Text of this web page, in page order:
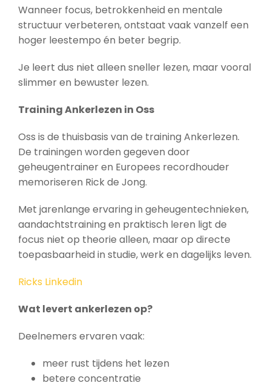
Wanneer focus, betrokkenheid en mentale
structuur verbeteren, ontstaat vaak vanzelf een
hoger leestempo én beter begrip.
Je leert dus niet alleen sneller lezen, maar vooral
slimmer en bewuster lezen.
Training Ankerlezen in Oss
Oss is de thuisbasis van de training Ankerlezen.
De trainingen worden gegeven door
geheugentrainer en Europees recordhouder
memoriseren Rick de Jong.
Met jarenlange ervaring in geheugentechnieken,
aandachtstraining en praktisch leren ligt de
focus niet op theorie alleen, maar op directe
toepasbaarheid in studie, werk en dagelijks leven.
Ricks Linkedin
Wat levert ankerlezen op?
Deelnemers ervaren vaak:
meer rust tijdens het lezen
betere concentratie